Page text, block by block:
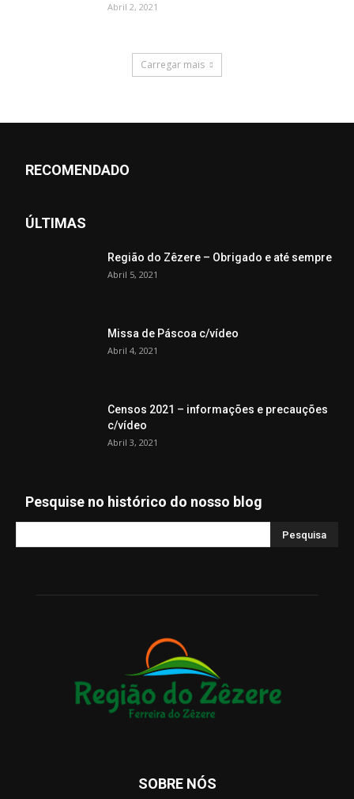
Abril 2, 2021
Carregar mais
RECOMENDADO
ÚLTIMAS
Região do Zêzere – Obrigado e até sempre
Abril 5, 2021
Missa de Páscoa c/vídeo
Abril 4, 2021
Censos 2021 – informações e precauções
c/vídeo
Abril 3, 2021
Pesquise no histórico do nosso blog
SOBRE NÓS